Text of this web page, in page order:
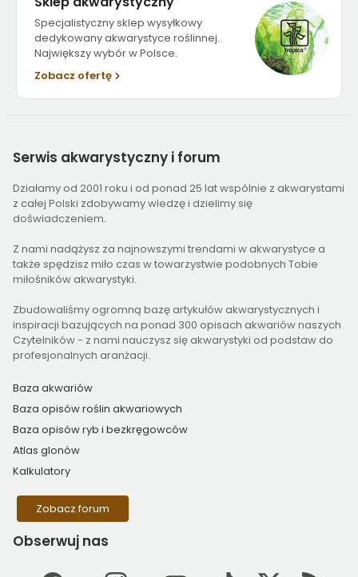
Specjalistyczny sklep wysyłkowy
dedykowany akwarystyce roślinnej.
Największy wybór w Polsce.
Zobacz ofertę
Serwis akwarystyczny i forum
Działamy od 2001 roku i od ponad 25 lat wspólnie z akwarystami
z całej Polski zdobywamy wiedzę i dzielimy się
doświadczeniem.
Z nami nadążysz za najnowszymi trendami w akwarystyce a
także spędzisz miło czas w towarzystwie podobnych Tobie
miłośników akwarystyki.
Zbudowaliśmy ogromną bazę artykułów akwarystycznych i
inspiracji bazujących na ponad 300 opisach akwariów naszych
Czytelników - z nami nauczysz się akwarystyki od podstaw do
profesjonalnych aranżacji.
Baza akwariów
Baza opisów roślin akwariowych
Baza opisów ryb i bezkręgowców
Atlas glonów
Kalkulatory
Zobacz forum
Obserwuj nas